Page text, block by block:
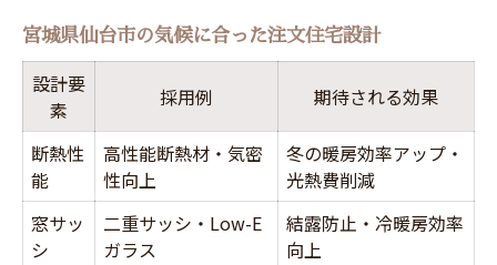
宮城県仙台市の気候に合った注文住宅設計
設計要
素
採用例 期待される効果
断熱性
能
高性能断熱材・気密
性向上
冬の暖房効率アップ・
光熱費削減
窓サッ
シ
二重サッシ・Low-E
ガラス
結露防止・冷暖房効率
向上